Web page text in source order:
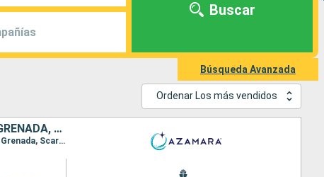
Buscar
Búsqueda Avanzada
Ordenar Los más vendidos
PUERTO RICO, ANTIGUA Y BARBUDA, SAN VINCENT Y LAS GRANADINAS, GRENADA, TRINIDAD Y TOBAGO, BARBADOS, SANTA LUCIA, DOMINICA, SAN MARTÍN
Itinerario : San Juan, Virgin Gorda, Antigua, Saint-Pierre (Martinique), Port Elisabeth st vincent, Grenada, Scarborough, Bridgetown, Castries, Roseau, Basseterre (St Kitts), Charlestown, Philipsburg, Road Town, San Juan